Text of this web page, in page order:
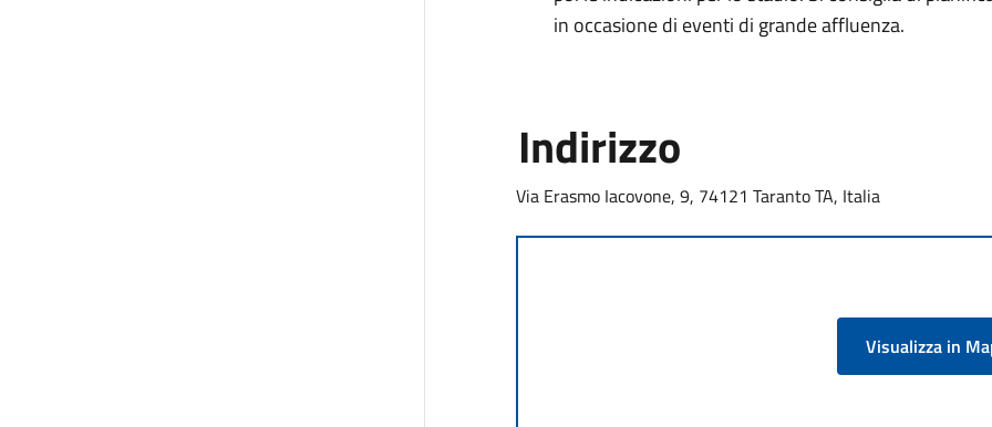
in occasione di eventi di grande affluenza.
Indirizzo
Via Erasmo Iacovone, 9, 74121 Taranto TA, Italia
Visualizza in